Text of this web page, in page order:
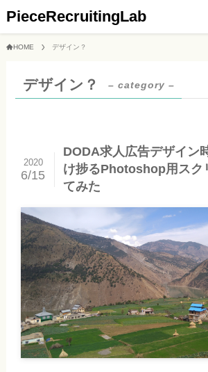
PieceRecruitingLab
HOME デザイン？
デザイン？ – category –
DODA求人広告デザイン
け捗るPhotoshop用スク
てみた
2020
6/15